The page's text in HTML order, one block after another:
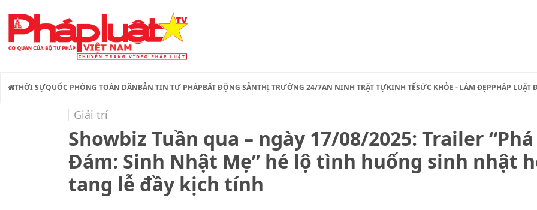
THỜI SỰQUỐC PHÒNG TOÀN DÂNBẢN TIN TƯ PHÁPBẤT ĐỘNG SẢNTHỊ TRƯỜNG 24/7AN NINH TRẬT TỰKINH TẾSỨC KHỎE - LÀM ĐẸPPHÁP LUẬT
Giải trí
Showbiz Tuần qua – ngày 17/08/2025: Trailer “Phá
Đám: Sinh Nhật Mẹ” hé lộ tình huống sinh nhật
tang lễ đầy kịch tính